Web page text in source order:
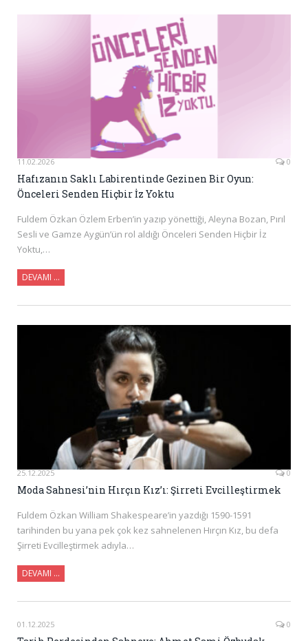
11.02.2026 0
Hafızanın Saklı Labirentinde Gezinen Bir Oyun:
Önceleri Senden Hiçbir İz Yoktu
Fuldem Özkan Özlem Erben’in yazıp yönettiği, Aleyna Bozan, Pırıl
Sesli ve Gamze Aygün’ün rol aldığı Önceleri Senden Hiçbir İz
Yoktu,…
DEVAMI …
25.12.2025 0
Moda Sahnesi’nin Hırçın Kız’ı: Şirreti Evcilleştirmek
Fuldem Özkan William Shakespeare’in yazdığı 1590-1591
tarihinden bu yana pek çok kez sahnelenen Hırçın Kız, bu defa
Şirreti Evcilleştirmek adıyla…
DEVAMI …
01.12.2025 0